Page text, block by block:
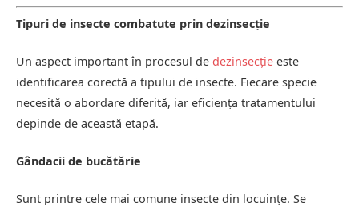
Tipuri de insecte combatute prin dezinsecție
Un aspect important în procesul de dezinsecție este
identificarea corectă a tipului de insecte. Fiecare specie
necesită o abordare diferită, iar eficiența tratamentului
depinde de această etapă.
Gândacii de bucătărie
Sunt printre cele mai comune insecte din locuințe. Se